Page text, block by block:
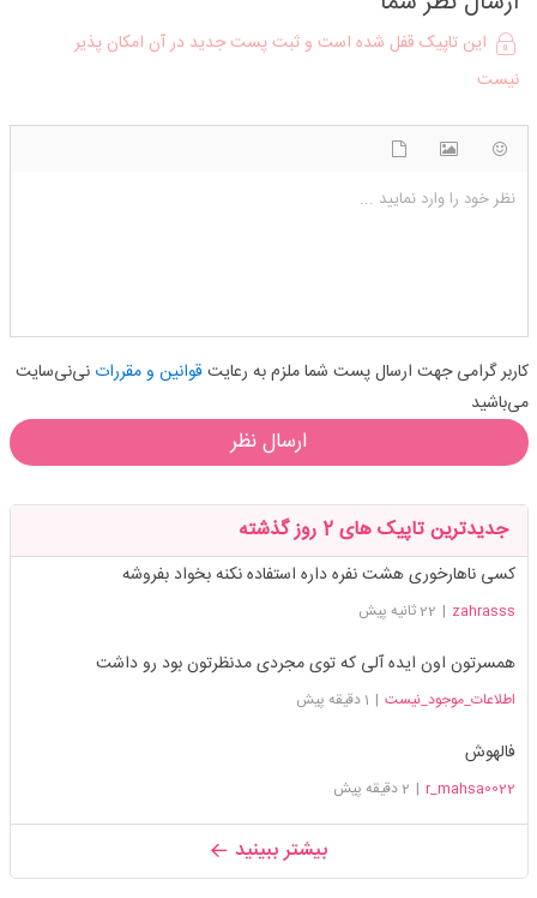
این تاپیک قفل شده است و ثبت پست جدید در آن امکان پذیر
نیست
نظر خود را وارد نمایید ...
کاربر گرامی جهت ارسال پست شما ملزم به رعایت قوانین و مقرراتنی‌نی‌سایت
می‌باشید
ارسال نظر
جدیدترین تاپیک های 2 روز گذشته
کسی ناهارخوری هشت نفره داره استفاده نکنه بخواد بفروشه
zahrasss
| 22 ثانیه پیش
همسرتون اون ایده آلی که توی مجردی مدنظرتون بود رو داشت
اطلاعات_موجود_نیست | 1 دقیقه پیش
فالهوش
r_mahsa0022
| 2 دقیقه پیش
بیشتر ببینید